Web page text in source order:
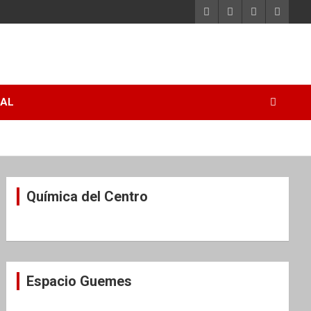
Química del Centro
Espacio Guemes